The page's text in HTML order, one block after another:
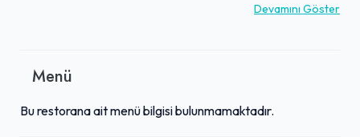
sunan işletme, canlı bir meyhane atmosferi arayanlar için
Devamını Göster
Menü
Bu restorana ait menü bilgisi bulunmamaktadır.